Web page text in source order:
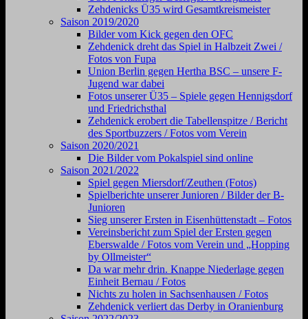
Zehdenicks Ü35 wird Gesamtkreismeister
Saison 2019/2020
Bilder vom Kick gegen den OFC
Zehdenick dreht das Spiel in Halbzeit Zwei /
Fotos von Fupa
Union Berlin gegen Hertha BSC – unsere F-
Jugend war dabei
Fotos unserer Ü35 – Spiele gegen Hennigsdorf
und Friedrichsthal
Zehdenick erobert die Tabellenspitze / Bericht
des Sportbuzzers / Fotos vom Verein
Saison 2020/2021
Die Bilder vom Pokalspiel sind online
Saison 2021/2022
Spiel gegen Miersdorf/Zeuthen (Fotos)
Spielberichte unserer Junioren / Bilder der B-
Junioren
Sieg unserer Ersten in Eisenhüttenstadt – Fotos
Vereinsbericht zum Spiel der Ersten gegen
Eberswalde / Fotos vom Verein und „Hopping
by Ollmeister“
Da war mehr drin. Knappe Niederlage gegen
Einheit Bernau / Fotos
Nichts zu holen in Sachsenhausen / Fotos
Zehdenick verliert das Derby in Oranienburg